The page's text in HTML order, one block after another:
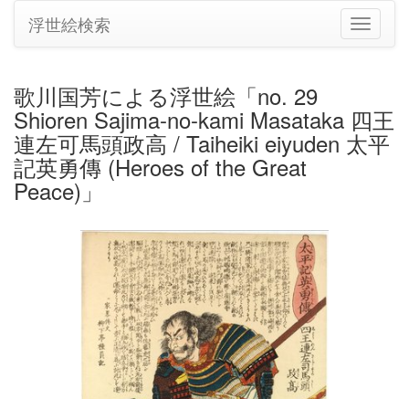
ナ
ビ
ョ
ン
の
浮世絵検索
歌川国芳による浮世絵「no. 29
Shioren Sajima-no-kami Masataka 四王
連左可馬頭政高 / Taiheiki eiyuden 太平
記英勇傳 (Heroes of the Great
Peace)」